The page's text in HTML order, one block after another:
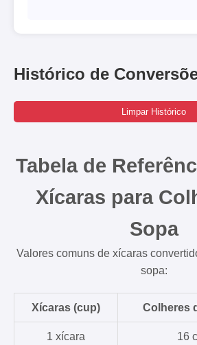
Histórico de
Limpar Histórico
Tabela de
Xícaras para
Sopa
Valores comuns de xícaras
sopa:
Xícaras (cup) Colheres
1 xícara 16